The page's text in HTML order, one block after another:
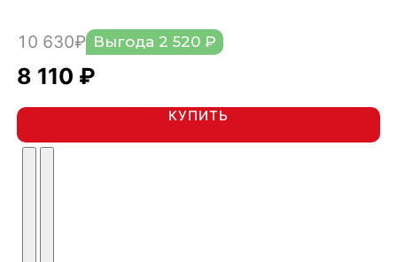
10 630₽ Выгода 2 520 ₽
8 110 ₽
КУПИТЬ